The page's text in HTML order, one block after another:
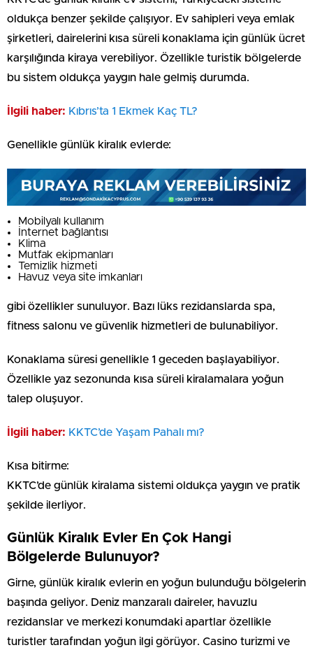
oldukça benzer şekilde çalışıyor. Ev sahipleri veya emlak
şirketleri, dairelerini kısa süreli konaklama için günlük ücret
karşılığında kiraya verebiliyor. Özellikle turistik bölgelerde
bu sistem oldukça yaygın hale gelmiş durumda.
İlgili haber: Kıbrıs’ta 1 Ekmek Kaç TL?
Genellikle günlük kiralık evlerde:
Mobilyalı kullanım
İnternet bağlantısı
Klima
Mutfak ekipmanları
Temizlik hizmeti
Havuz veya site imkanları
gibi özellikler sunuluyor. Bazı lüks rezidanslarda spa,
fitness salonu ve güvenlik hizmetleri de bulunabiliyor.
Konaklama süresi genellikle 1 geceden başlayabiliyor.
Özellikle yaz sezonunda kısa süreli kiralamalara yoğun
talep oluşuyor.
İlgili haber: ⁠⁠KKTC’de Yaşam Pahalı mı?
Kısa bitirme:
KKTC’de günlük kiralama sistemi oldukça yaygın ve pratik
şekilde ilerliyor.
Günlük Kiralık Evler En Çok Hangi
Bölgelerde Bulunuyor?
Girne, günlük kiralık evlerin en yoğun bulunduğu bölgelerin
başında geliyor. Deniz manzaralı daireler, havuzlu
rezidanslar ve merkezi konumdaki apartlar özellikle
turistler tarafından yoğun ilgi görüyor. Casino turizmi ve